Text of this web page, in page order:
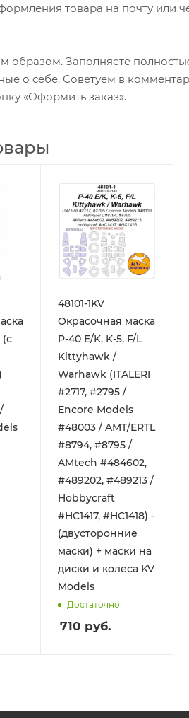
товара на почту или
образом. Заполняете
о себе. Советуем в
«Оформить заказ».
48101-1KV
Окрасочная маска
P-40 E/K, K-5, F/L
Kittyhawk /
Warhawk (ITALERI
#2717, #2795 /
Encore Models
#48003 / AMT/ERTL
#8794, #8795 /
AMtech #484602,
#489202, #489213 /
Hobbycraft
#HC1417, #HC1418) -
(двусторонние
маски) + маски на
диски и колеса KV
Models
Достаточно
710 руб.